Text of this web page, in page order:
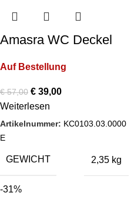
Amasra WC Deckel
Weiß
Auf Bestellung
€57,00 € 39,00
Weiterlesen
Artikelnummer: KC0103.03.0000
E
GEWICHT 2,35 kg
-31%